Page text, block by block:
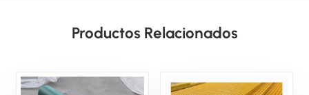
Productos Relacionados